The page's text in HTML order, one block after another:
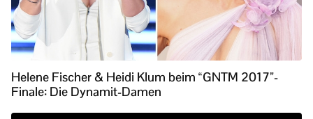
Helene Fischer & Heidi Klum beim “GNTM 2017”-
Finale: Die Dynamit-Damen